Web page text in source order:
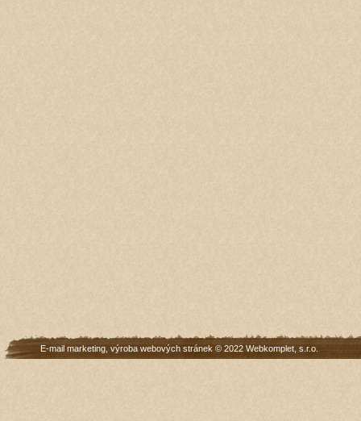
E-mail marketing výroba webových stránek © 2022 Webkomplet, s.r.o.